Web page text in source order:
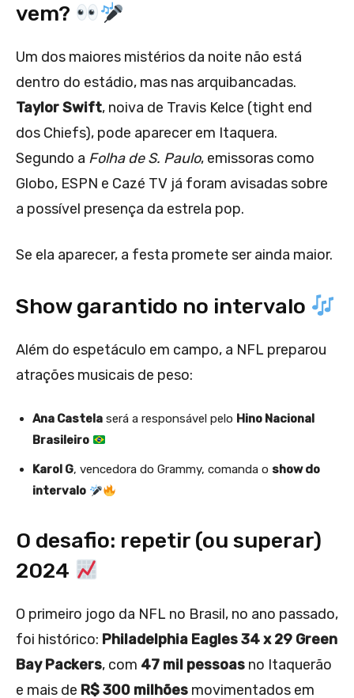
vem?
Um dos maiores mistérios da noite não está
dentro do estádio, mas nas arquibancadas.
Taylor Swift, noiva de Travis Kelce (tight end
dos Chiefs), pode aparecer em Itaquera.
Segundo a Folha de S. Paulo, emissoras como
Globo, ESPN e Cazé TV já foram avisadas sobre
a possível presença da estrela pop.
Se ela aparecer, a festa promete ser ainda maior.
Show garantido no intervalo
Além do espetáculo em campo, a NFL preparou
atrações musicais de peso:
Ana Castela será a responsável pelo Hino Nacional
Brasileiro
Karol G, vencedora do Grammy, comanda o show do
intervalo
O desafio: repetir (ou superar)
2024
O primeiro jogo da NFL no Brasil, no ano passado,
foi histórico: Philadelphia Eagles 34 x 29 Green
Bay Packers, com 47 mil pessoas no Itaquerão
e mais de R$ 300 milhões movimentados em